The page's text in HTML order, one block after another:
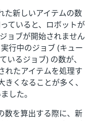
た新しいアイテムの数
ていると、ロボットが
ョブが開始されません
行中のジョブ (キュー
いるジョブ) の数が、
れたアイテムを処理す
くなることが多く、
した。
数を算出する際に、新